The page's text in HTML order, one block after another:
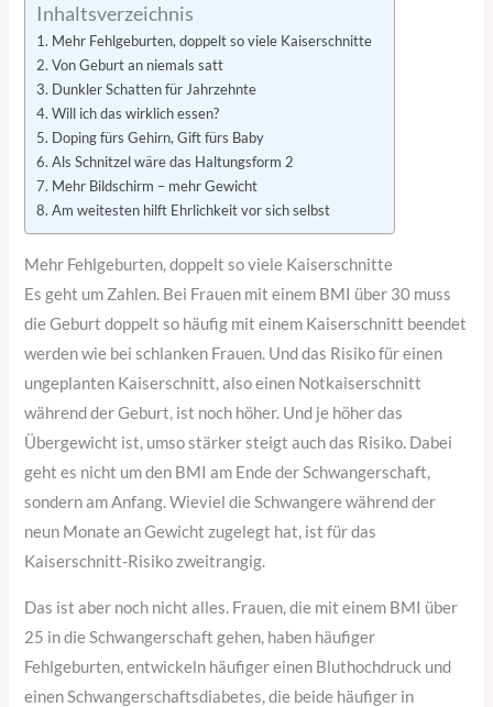
Inhaltsverzeichnis
Mehr Fehlgeburten, doppelt so viele Kaiserschnitte
Von Geburt an niemals satt
Dunkler Schatten für Jahrzehnte
Will ich das wirklich essen?
Doping fürs Gehirn, Gift fürs Baby
Als Schnitzel wäre das Haltungsform 2
Mehr Bildschirm – mehr Gewicht
Am weitesten hilft Ehrlichkeit vor sich selbst
Mehr Fehlgeburten, doppelt so viele Kaiserschnitte
Es geht um Zahlen. Bei Frauen mit einem BMI über 30 muss
die Geburt doppelt so häufig mit einem Kaiserschnitt beendet
werden wie bei schlanken Frauen. Und das Risiko für einen
ungeplanten Kaiserschnitt, also einen Notkaiserschnitt
während der Geburt, ist noch höher. Und je höher das
Übergewicht ist, umso stärker steigt auch das Risiko. Dabei
geht es nicht um den BMI am Ende der Schwangerschaft,
sondern am Anfang. Wieviel die Schwangere während der
neun Monate an Gewicht zugelegt hat, ist für das
Kaiserschnitt-Risiko zweitrangig.
Das ist aber noch nicht alles. Frauen, die mit einem BMI über
25 in die Schwangerschaft gehen, haben häufiger
Fehlgeburten, entwickeln häufiger einen Bluthochdruck und
einen Schwangerschaftsdiabetes, die beide häufiger in